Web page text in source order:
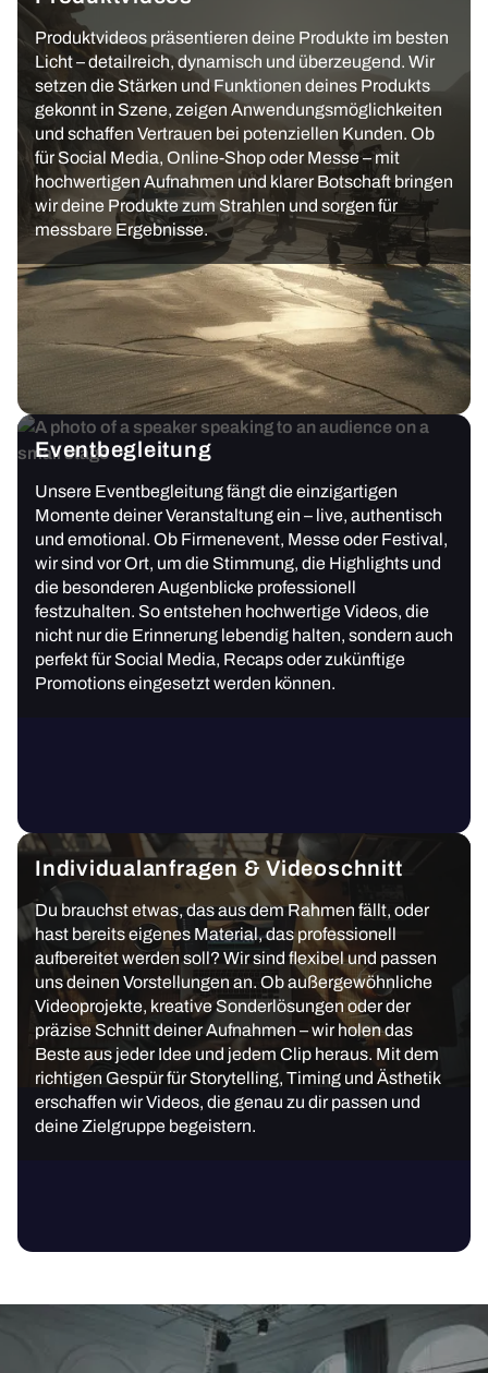
Produktvideos präsentieren deine Produkte im besten
Licht – detailreich, dynamisch und überzeugend. Wir
setzen die Stärken und Funktionen deines Produkts
gekonnt in Szene, zeigen Anwendungsmöglichkeiten
und schaffen Vertrauen bei potenziellen Kunden. Ob
für Social Media, Online-Shop oder Messe – mit
hochwertigen Aufnahmen und klarer Botschaft bringen
wir deine Produkte zum Strahlen und sorgen für
messbare Ergebnisse.
Eventbegleitung
Unsere Eventbegleitung fängt die einzigartigen
Momente deiner Veranstaltung ein – live, authentisch
und emotional. Ob Firmenevent, Messe oder Festival,
wir sind vor Ort, um die Stimmung, die Highlights und
die besonderen Augenblicke professionell
festzuhalten. So entstehen hochwertige Videos, die
nicht nur die Erinnerung lebendig halten, sondern auch
perfekt für Social Media, Recaps oder zukünftige
Promotions eingesetzt werden können.
Individualanfragen & Videoschnitt
Du brauchst etwas, das aus dem Rahmen fällt, oder
hast bereits eigenes Material, das professionell
aufbereitet werden soll? Wir sind flexibel und passen
uns deinen Vorstellungen an. Ob außergewöhnliche
Videoprojekte, kreative Sonderlösungen oder der
präzise Schnitt deiner Aufnahmen – wir holen das
Beste aus jeder Idee und jedem Clip heraus. Mit dem
richtigen Gespür für Storytelling, Timing und Ästhetik
erschaffen wir Videos, die genau zu dir passen und
deine Zielgruppe begeistern.